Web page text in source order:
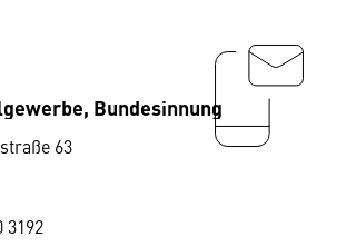
Bundesinnung
63
3192